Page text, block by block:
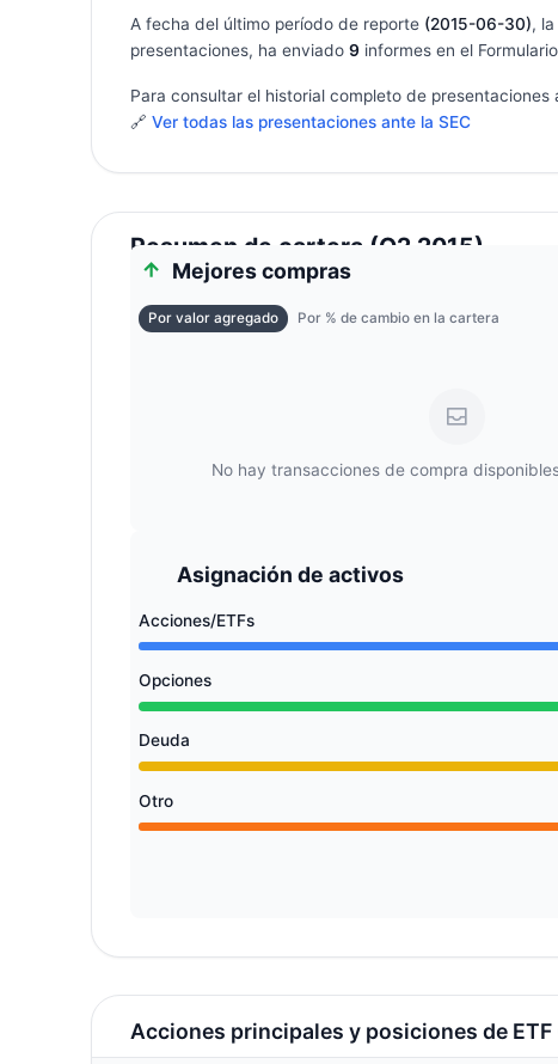
A fecha del último período de reporte (2015-06-30),
presentaciones, ha enviado 9informes en el Formulario
Para consultar el historial completo de presentaciones
🔗 Ver todas las presentaciones ante la SEC
Resumen de cartera (Q2 2015)
Mejores compras
Por valor agregado Por % de cambio en la cartera
No hay transacciones de compra
Asignación de activos
Acciones/ETFs
Opciones
Deuda
Otro
Acciones principales y posiciones de ETF